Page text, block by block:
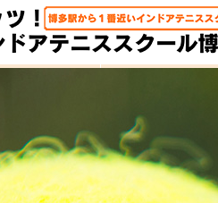
体験レッスン 大人クラス